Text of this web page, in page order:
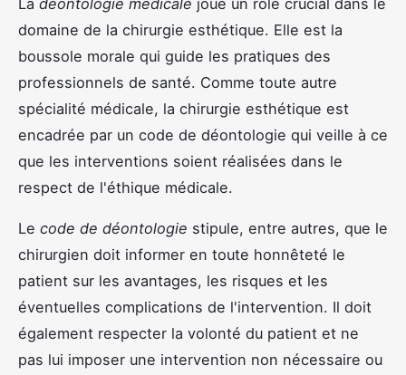
domaine de la chirurgie esthétique. Elle est la
boussole morale qui guide les pratiques des
professionnels de santé. Comme toute autre
spécialité médicale, la chirurgie esthétique est
encadrée par un code de déontologie qui veille à ce
que les interventions soient réalisées dans le
respect de l'éthique médicale.
Le code de déontologie stipule, entre autres, que le
chirurgien doit informer en toute honnêteté le
patient sur les avantages, les risques et les
éventuelles complications de l'intervention. Il doit
également respecter la volonté du patient et ne
pas lui imposer une intervention non nécessaire ou